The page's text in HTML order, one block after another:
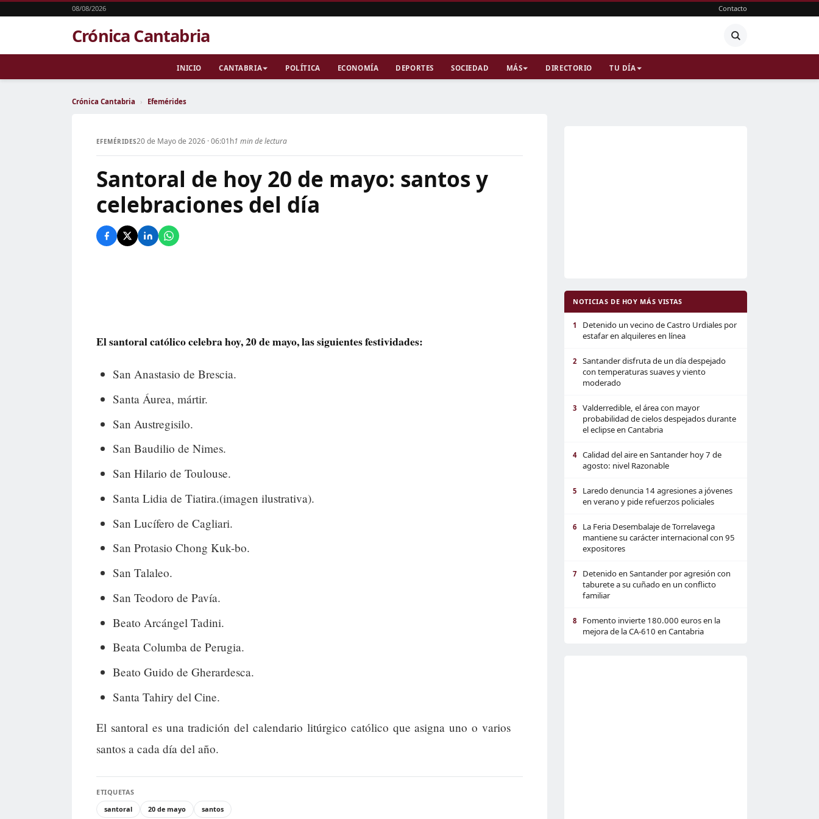
08/08/2026 Contacto
Crónica Cantabria
INICIO CANTABRIA POLÍTICA ECONOMÍA DEPORTES SOCIEDAD MÁS DIRECTORIO TU DÍA
Crónica Cantabria › Efemérides
EFEMÉRIDES20 de Mayo de 2026 · 06:01h1 min de lectura
Santoral de hoy 20 de mayo: santos y
celebraciones del día
El santoral católico celebra hoy, 20 de mayo, las siguientes festividades:
San Anastasio de Brescia.
Santa Áurea, mártir.
San Austregisilo.
San Baudilio de Nimes.
San Hilario de Toulouse.
Santa Lidia de Tiatira.(imagen ilustrativa).
San Lucífero de Cagliari.
San Protasio Chong Kuk-bo.
San Talaleo.
San Teodoro de Pavía.
Beato Arcángel Tadini.
Beata Columba de Perugia.
Beato Guido de Gherardesca.
Santa Tahiry del Cine.
El santoral es una tradición del calendario litúrgico católico que asigna uno o varios
santos a cada día del año.
ETIQUETAS
santoral
20 de mayo santos
NOTICIAS DE HOY MÁS VISTAS
1
Detenido un vecino de Castro Urdiales por
estafar en alquileres en línea
2
Santander disfruta de un día despejado
con temperaturas suaves y viento
moderado
3
Valderredible, el área con mayor
probabilidad de cielos despejados durante
el eclipse en Cantabria
4
Calidad del aire en Santander hoy 7 de
agosto: nivel Razonable
5
Laredo denuncia 14 agresiones a jóvenes
en verano y pide refuerzos policiales
6
La Feria Desembalaje de Torrelavega
mantiene su carácter internacional con 95
expositores
7
Detenido en Santander por agresión con
taburete a su cuñado en un conflicto
familiar
8
Fomento invierte 180.000 euros en la
mejora de la CA-610 en Cantabria